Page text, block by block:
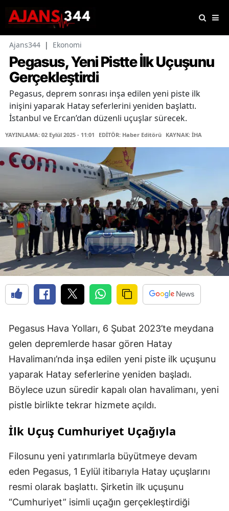
Ajans344 | Ekonomi
Pegasus, Yeni Pistte İlk Uçuşunu
Gerçekleştirdi
Pegasus, deprem sonrası inşa edilen yeni piste ilk
inişini yaparak Hatay seferlerini yeniden başlattı.
İstanbul ve Ercan’dan düzenli uçuşlar sürecek.
YAYINLAMA: 02 Eylül 2025 - 11:01 EDİTÖR: Haber Editörü KAYNAK: İHA
Pegasus Hava Yolları, 6 Şubat 2023’te meydana
gelen depremlerde hasar gören Hatay
Havalimanı’nda inşa edilen yeni piste ilk uçuşunu
yaparak Hatay seferlerine yeniden başladı.
Böylece uzun süredir kapalı olan havalimanı, yeni
pistle birlikte tekrar hizmete açıldı.
İlk Uçuş Cumhuriyet Uçağıyla
Filosunu yeni yatırımlarla büyütmeye devam
eden Pegasus, 1 Eylül itibarıyla Hatay uçuşlarını
resmi olarak başlattı. Şirketin ilk uçuşunu
“Cumhuriyet” isimli uçağın gerçekleştirdiği